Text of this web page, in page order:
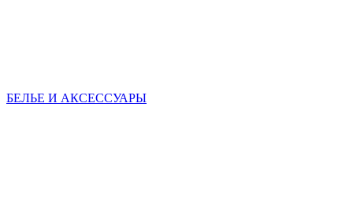
БЕЛЬЕ И АКСЕССУАРЫ